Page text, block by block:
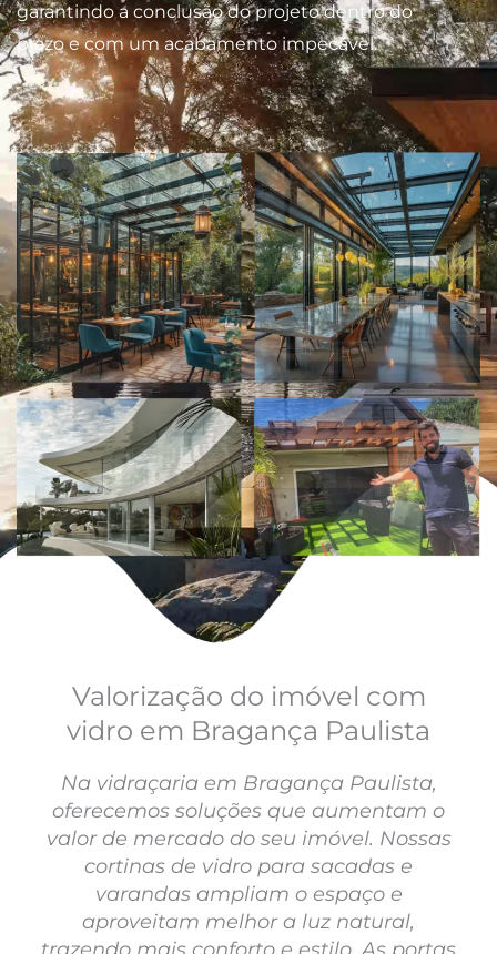
garantindo a conclusão do projeto dentro do
prazo e com um acabamento impecável.
Valorização do imóvel com
vidro em Bragança Paulista
Na vidraçaria em Bragança Paulista,
oferecemos soluções que aumentam o
valor de mercado do seu imóvel. Nossas
cortinas de vidro para sacadas e
varandas ampliam o espaço e
aproveitam melhor a luz natural,